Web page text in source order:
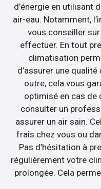
d’énergie en utilisant
air-eau. Notamment,
vous conseiller
effectuer. En tout
climatisation
d’assurer une
outre, cela vous
optimisé en cas de
consulter un
assurer un air sain.
frais chez vous ou
Pas d’hésitation à
régulièrement votre
prolongée. Cela